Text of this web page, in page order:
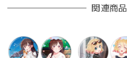
関連商品